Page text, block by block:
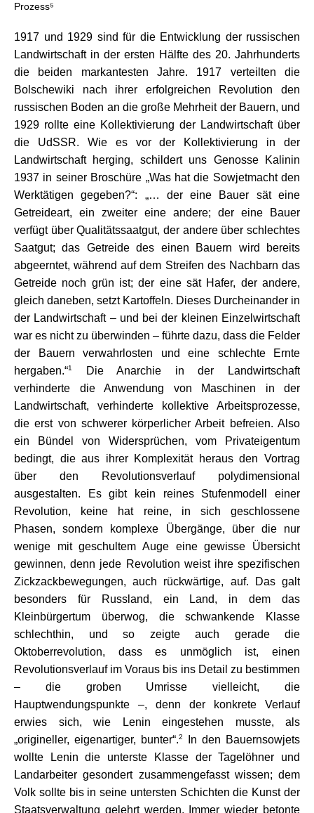
Prozess⁵
1917 und 1929 sind für die Entwicklung der russischen
Landwirtschaft in der ersten Hälfte des 20. Jahrhunderts
die beiden markantesten Jahre. 1917 verteilten die
Bolschewiki nach ihrer erfolgreichen Revolution den
russischen Boden an die große Mehrheit der Bauern, und
1929 rollte eine Kollektivierung der Landwirtschaft über
die UdSSR. Wie es vor der Kollektivierung in der
Landwirtschaft herging, schildert uns Genosse Kalinin
1937 in seiner Broschüre „Was hat die Sowjetmacht den
Werktätigen gegeben?“: „… der eine Bauer sät eine
Getreideart, ein zweiter eine andere; der eine Bauer
verfügt über Qualitätssaatgut, der andere über schlechtes
Saatgut; das Getreide des einen Bauern wird bereits
abgeerntet, während auf dem Streifen des Nachbarn das
Getreide noch grün ist; der eine sät Hafer, der andere,
gleich daneben, setzt Kartoffeln. Dieses Durcheinander in
der Landwirtschaft – und bei der kleinen Einzelwirtschaft
war es nicht zu überwinden – führte dazu, dass die Felder
der Bauern verwahrlosten und eine schlechte Ernte
hergaben.“1
Die Anarchie in der Landwirtschaft
verhinderte die Anwendung von Maschinen in der
Landwirtschaft, verhinderte kollektive Arbeitsprozesse,
die erst von schwerer körperlicher Arbeit befreien. Also
ein Bündel von Widersprüchen, vom Privateigentum
bedingt, die aus ihrer Komplexität heraus den Vortrag
über den Revolutionsverlauf polydimensional
ausgestalten. Es gibt kein reines Stufenmodell einer
Revolution, keine hat reine, in sich geschlossene
Phasen, sondern komplexe Übergänge, über die nur
wenige mit geschultem Auge eine gewisse Übersicht
gewinnen, denn jede Revolution weist ihre spezifischen
Zickzackbewegungen, auch rückwärtige, auf. Das galt
besonders für Russland, ein Land, in dem das
Kleinbürgertum überwog, die schwankende Klasse
schlechthin, und so zeigte auch gerade die
Oktoberrevolution, dass es unmöglich ist, einen
Revolutionsverlauf im Voraus bis ins Detail zu bestimmen
– die groben Umrisse vielleicht, die
Hauptwendungspunkte –, denn der konkrete Verlauf
erwies sich, wie Lenin eingestehen musste, als
„origineller, eigenartiger, bunter“.2
In den Bauernsowjets
wollte Lenin die unterste Klasse der Tagelöhner und
Landarbeiter gesondert zusammengefasst wissen; dem
Volk sollte bis in seine untersten Schichten die Kunst der
Staatsverwaltung gelehrt werden. Immer wieder betonte